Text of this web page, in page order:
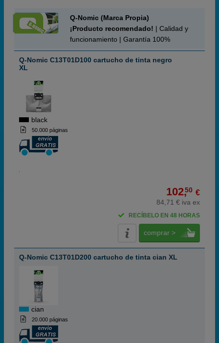
Q-Nomic (Marca Propia)
¡Producto recomendado! | Calidad y
funcionamiento | Garantía 100%
Q-Nomic C13T01D100 cartucho de tinta negro
XL
black
50.000 páginas
102,50 €
84,71 € iva ex
RECÍBELO EN 48 HORAS
comprar >
Q-Nomic C13T01D200 cartucho de tinta cian XL
cian
20.000 páginas